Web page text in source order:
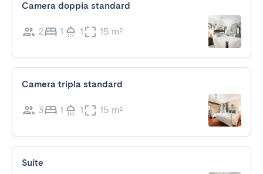
Camera doppia standard
2 1 1 15 m²
Camera tripla standard
3 1 1 15 m²
Suite